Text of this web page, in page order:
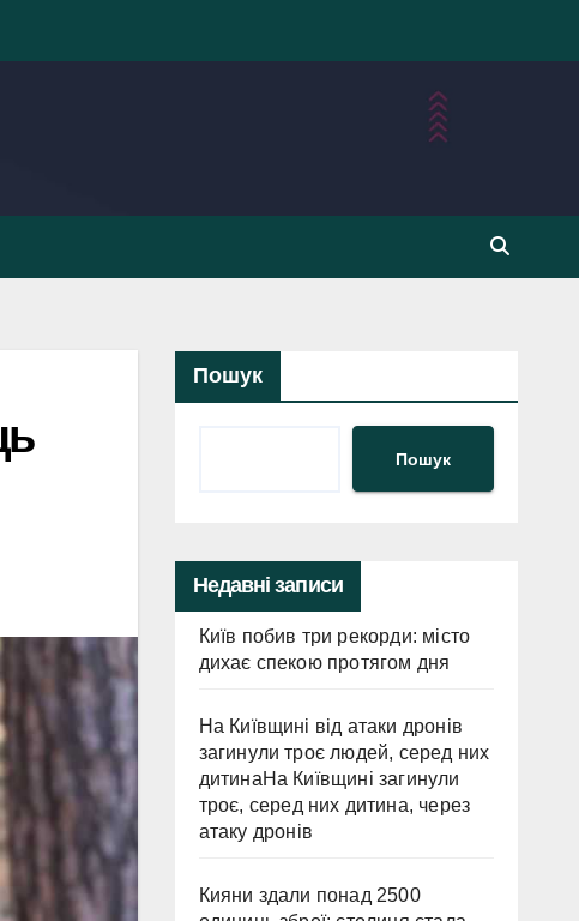
Пошук
Пошук
Недавні записи
Київ побив три рекорди: місто
дихає спекою протягом дня
На Київщині від атаки дронів
загинули троє людей, серед них
дитинаНа Київщині загинули
троє, серед них дитина, через
атаку дронів
Кияни здали понад 2500